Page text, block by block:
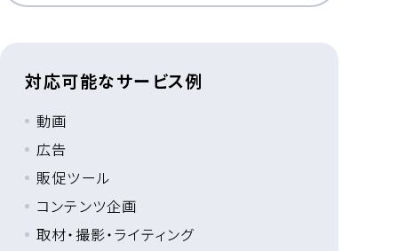
対応可能なサービス例
動画
広告
販促ツール
コンテンツ企画
取材・撮影・ライティング